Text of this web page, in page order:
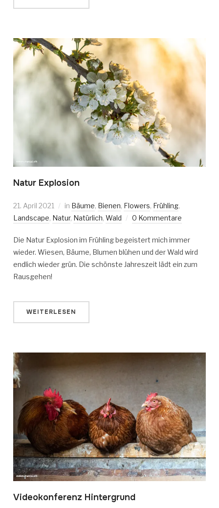
Natur Explosion
21. April 2021 in Bäume, Bienen, Flowers, Frühling,
Landscape, Natur, Natürlich, Wald 0 Kommentare
Die Natur Explosion im Frühling begeistert mich immer
wieder. Wiesen, Bäume, Blumen blühen und der Wald wird
endlich wieder grün. Die schönste Jahreszeit lädt ein zum
Rausgehen!
WEITERLESEN
Videokonferenz Hintergrund